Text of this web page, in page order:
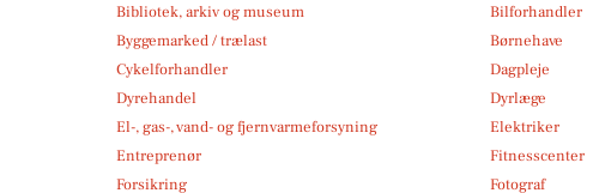
Bibliotek, arkiv og museum
Bilforhandler
Byggemarked / trælast
Børnehave
Cykelforhandler
Dagpleje
Dyrehandel
Dyrlæge
El-, gas-, vand- og fjernvarmeforsyning
Elektriker
Entreprenør
Fitnesscenter
Forsikring Fotograf